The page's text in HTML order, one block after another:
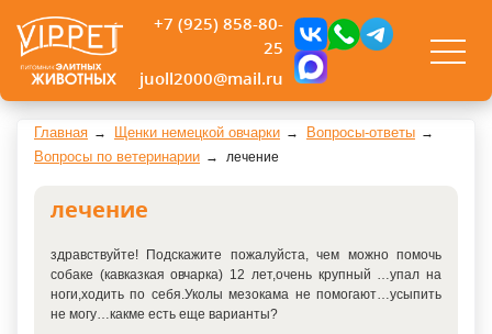
+7 (925) 858-80-
25
juoll2000@mail.ru
Главная Щенки немецкой овчарки
Вопросы-ответы
Вопросы по ветеринарии
лечение
лечение
здравствуйте! Подскажите пожалуйста, чем можно помочь
собаке (кавказкая овчарка) 12 лет,очень крупный …упал на
ноги,ходить по себя.Уколы мезокама не помогают…усыпить
не могу…какме есть еще варианты?